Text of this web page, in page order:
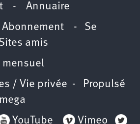
- Annuaire
Abonnement - Se
amis
mensuel
/ Vie privée - Propulsé
YouTube Vimeo